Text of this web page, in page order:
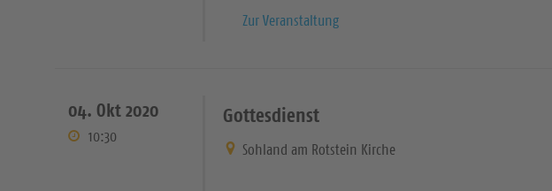
Zur Veranstaltung
04. Okt 2020
10:30
Gottesdienst
Sohland am Rotstein Kirche